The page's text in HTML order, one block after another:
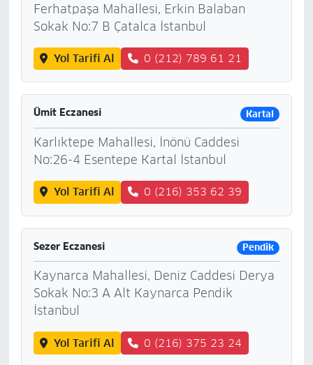
Ferhatpaşa Mahallesi, Erkin Balaban
Sokak No:7 B Çatalca İstanbul
Yol Tarifi Al 0 (212) 789 61 21
Ümit Eczanesi Kartal
Karlıktepe Mahallesi, İnönü Caddesi
No:26-4 Esentepe Kartal İstanbul
Yol Tarifi Al 0 (216) 353 62 39
Sezer Eczanesi Pendik
Kaynarca Mahallesi, Deniz Caddesi Derya
Sokak No:3 A Alt Kaynarca Pendik
İstanbul
Yol Tarifi Al 0 (216) 375 23 24